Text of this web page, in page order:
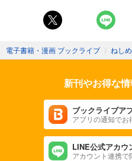
電子書籍・漫画 ブックライブ 〉 ねし
新刊やお得な
ブックライブア
アプリの通知でお
LINE公式アカウ
アカウント連携で